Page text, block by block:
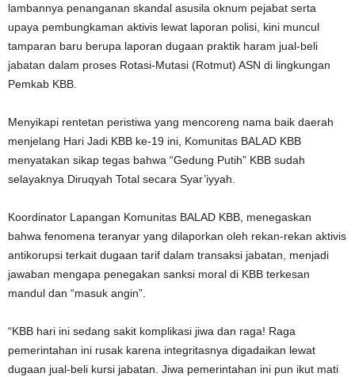
lambannya penanganan skandal asusila oknum pejabat serta
upaya pembungkaman aktivis lewat laporan polisi, kini muncul
tamparan baru berupa laporan dugaan praktik haram jual-beli
jabatan dalam proses Rotasi-Mutasi (Rotmut) ASN di lingkungan
Pemkab KBB.
Menyikapi rentetan peristiwa yang mencoreng nama baik daerah
menjelang Hari Jadi KBB ke-19 ini, Komunitas BALAD KBB
menyatakan sikap tegas bahwa “Gedung Putih” KBB sudah
selayaknya Diruqyah Total secara Syar’iyyah.
Koordinator Lapangan Komunitas BALAD KBB, menegaskan
bahwa fenomena teranyar yang dilaporkan oleh rekan-rekan aktivis
antikorupsi terkait dugaan tarif dalam transaksi jabatan, menjadi
jawaban mengapa penegakan sanksi moral di KBB terkesan
mandul dan “masuk angin”.
“KBB hari ini sedang sakit komplikasi jiwa dan raga! Raga
pemerintahan ini rusak karena integritasnya digadaikan lewat
dugaan jual-beli kursi jabatan. Jiwa pemerintahan ini pun ikut mati